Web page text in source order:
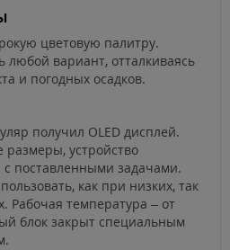
цветовую палитру.
любой вариант, отталкиваясь
и погодных осадков.
получил OLED дисплей.
устройство
с поставленными задачами.
как при низких, так
Рабочая температура – от
блок закрыт специальным